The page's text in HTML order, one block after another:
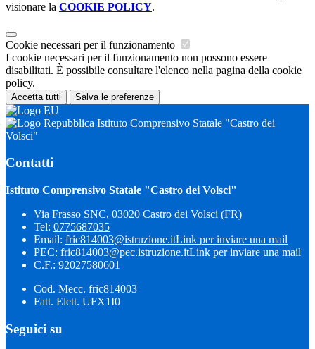
visionare la COOKIE POLICY.
Cookie necessari per il funzionamento
I cookie necessari per il funzionamento non possono essere
disabilitati. È possibile consultare l'elenco nella pagina della cookie
policy.
Accetta tutti Salva le preferenze
Istituto Comprensivo Statale "Castro dei
Volsci"
Contatti
Istituto Comprensivo Statale "Castro dei Volsci"
Via Frasso SNC, 03020 Castro dei Volsci (FR)
Tel: 0775687035
Email: fric814003@istruzione.itLink per inviare una mail
PEC: fric814003@pec.istruzione.itLink per inviare una mail
C.F.: 92027580601
Cod. Mecc. fric814003
Fatt. Elett. UFX1I0
Seguici su